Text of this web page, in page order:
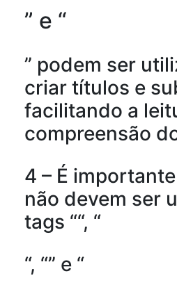
” e “
” podem ser
criar títulos e
facilitando a
compreensão
4 – É
não devem ser
tags ““, “
“, “” e “